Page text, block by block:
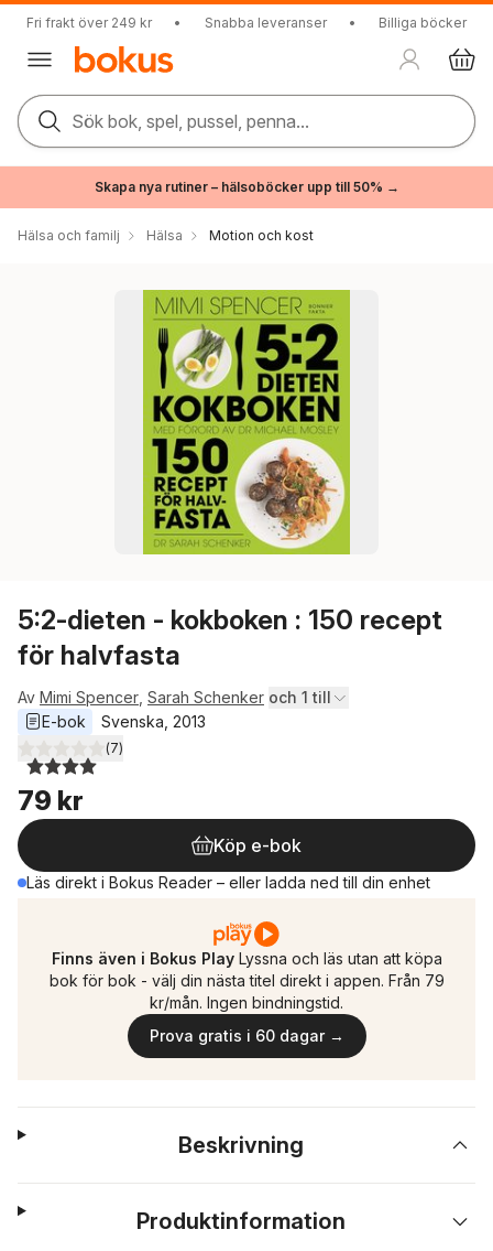
Fri frakt över 249 kr • Snabba leveranser • Billiga böcker
Sök bok, spel, pussel, penna...
Skapa nya rutiner – hälsoböcker upp till 50% →
Hälsa och familj Hälsa Motion och kost
5:2-dieten - kokboken : 150 recept
för halvfasta
Av Mimi Spencer Sarah Schenker och 1 till
E-bok
Svenska 2013
4,0utav 5 stjärnor. Totalt antal röster:
(7)
79 kr
Köp e-bok
Läs direkt i Bokus Reader – eller ladda ned till din enhet
Finns även i Bokus Play Lyssna och läs utan att köpa
bok för bok - välj din nästa titel direkt i appen. Från 79
kr/mån. Ingen bindningstid.
Prova gratis i 60 dagar →
Beskrivning
Produktinformation